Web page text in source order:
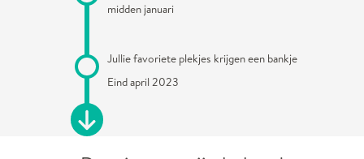
midden januari
Jullie favoriete plekjes krijgen een bankje
Eind april 2023